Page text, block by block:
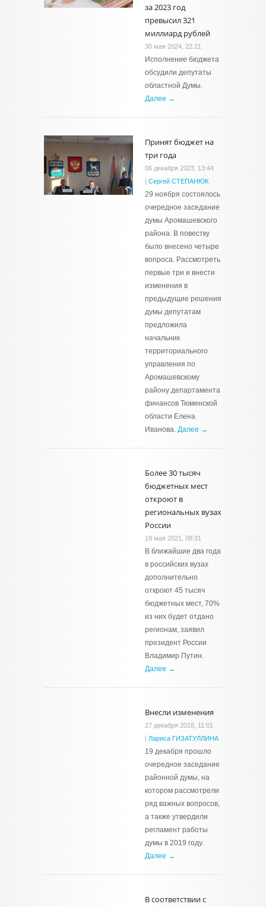
за 2023 год
превысил 321
миллиард рублей
30 мая 2024, 22:21
Исполнение бюджета
обсудили депутаты
областной Думы.
Далее →
Принят бюджет на
три года
06 декабря 2023, 13:44
| Сергей СТЕПАНЮК
29 ноября состоялось
очередное заседание
думы Аромашевского
района. В повестку
было внесено четыре
вопроса. Рассмотреть
первые три и внести
изменения в
предыдущие решения
думы депутатам
предложила
начальник
территориального
управления по
Аромашевскому
району департамента
финансов Тюменской
области Елена
Иванова. Далее →
Более 30 тысяч
бюджетных мест
откроют в
региональных вузах
России
19 мая 2021, 08:31
В ближайшие два года
в российских вузах
дополнительно
откроют 45 тысяч
бюджетных мест, 70%
из них будет отдано
регионам, заявил
президент России
Владимир Путин.
Далее →
Внесли изменения
27 декабря 2018, 11:01
| Лариса ГИЗАТУЛЛИНА
19 декабря прошло
очередное заседание
районной думы, на
котором рассмотрели
ряд важных вопросов,
а также утвердили
регламент работы
думы в 2019 году.
Далее →
В соответствии с